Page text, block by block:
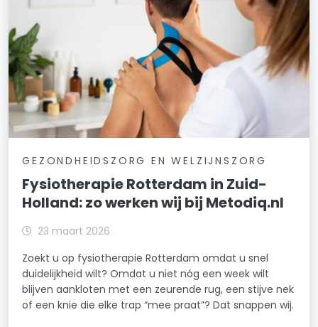
GEZONDHEIDSZORG EN WELZIJNSZORG
Fysiotherapie Rotterdam in Zuid-
Holland: zo werken wij bij Metodiq.nl
23 maart 2026
Zoekt u op fysiotherapie Rotterdam omdat u snel
duidelijkheid wilt? Omdat u niet nóg een week wilt
blijven aankloten met een zeurende rug, een stijve nek
of een knie die elke trap “mee praat”? Dat snappen wij.